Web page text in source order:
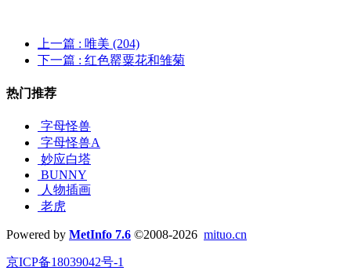
上一篇 : 唯美 (204)
下一篇 : 红色罂粟花和雏菊
热门推荐
字母怪兽
字母怪兽A
妙应白塔
BUNNY
人物插画
老虎
Powered by MetInfo 7.6 ©2008-2026 mituo.cn
京ICP备18039042号-1